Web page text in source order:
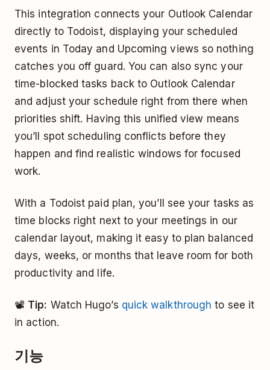
This integration connects your Outlook Calendar
directly to Todoist, displaying your scheduled
events in Today and Upcoming views so nothing
catches you off guard. You can also sync your
time-blocked tasks back to Outlook Calendar
and adjust your schedule right from there when
priorities shift. Having this unified view means
you’ll spot scheduling conflicts before they
happen and find realistic windows for focused
work.
With a Todoist paid plan, you’ll see your tasks as
time blocks right next to your meetings in our
calendar layout, making it easy to plan balanced
days, weeks, or months that leave room for both
productivity and life.
📽️ Tip: Watch Hugo’s quick walkthrough to see it
in action.
기능